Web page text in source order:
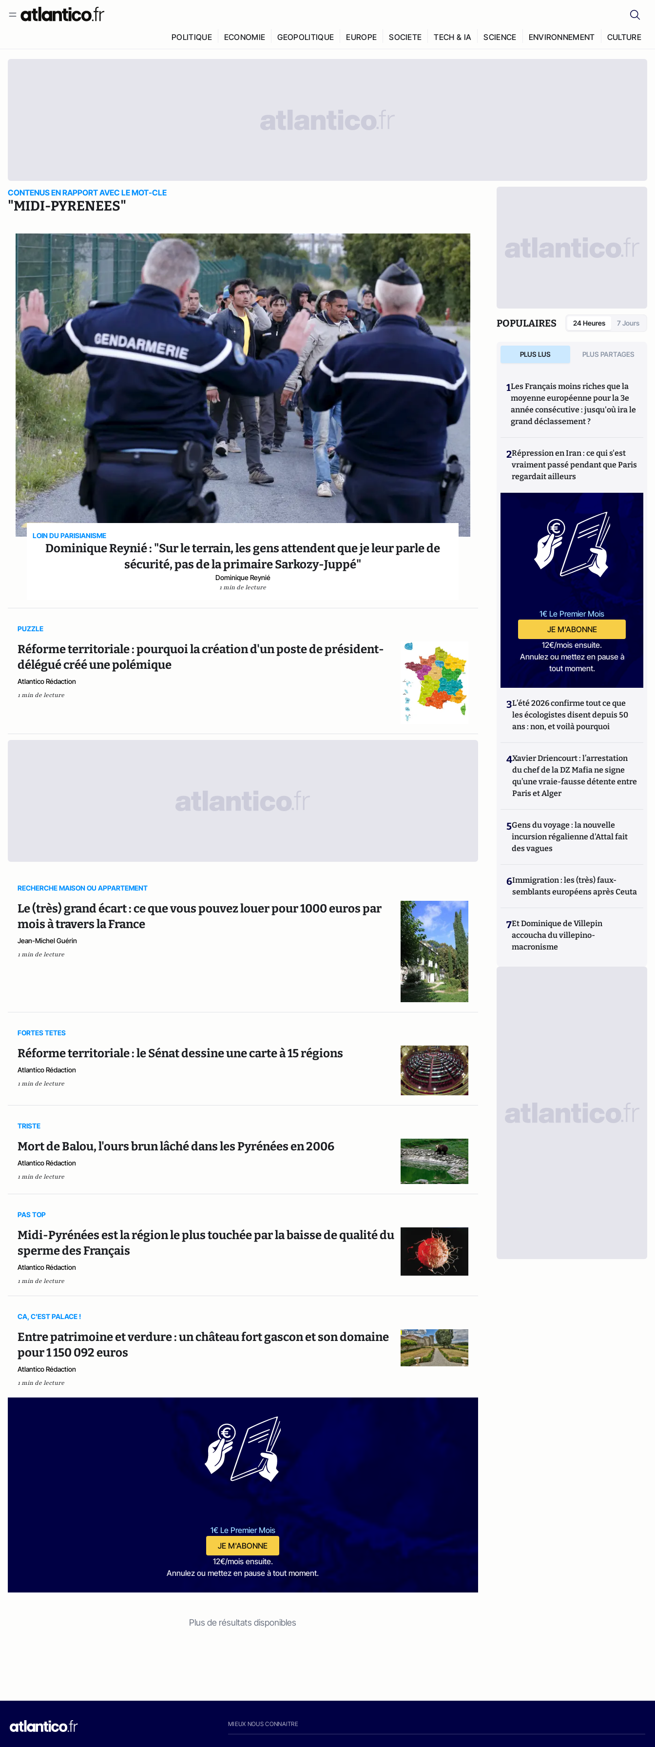
POLITIQUE ECONOMIE GEOPOLITIQUE EUROPE SOCIETE TECH & IA SCIENCE ENVIRONNEMENT CULTURE
CONTENUS EN RAPPORT AVEC LE MOT-CLE
"MIDI-PYRENEES"
LOIN DU PARISIANISME
Dominique Reynié : "Sur le terrain, les gens attendent que je leur parle de
sécurité, pas de la primaire Sarkozy-Juppé"
Dominique Reynié
1 min de lecture
PUZZLE
Réforme territoriale : pourquoi la création d'un poste de président-
délégué créé une polémique
Atlantico Rédaction
1 min de lecture
RECHERCHE MAISON OU APPARTEMENT
Le (très) grand écart : ce que vous pouvez louer pour 1000 euros par
mois à travers la France
Jean-Michel Guérin
1 min de lecture
FORTES TETES
Réforme territoriale : le Sénat dessine une carte à 15 régions
Atlantico Rédaction
1 min de lecture
TRISTE
Mort de Balou, l'ours brun lâché dans les Pyrénées en 2006
Atlantico Rédaction
1 min de lecture
PAS TOP
Midi-Pyrénées est la région le plus touchée par la baisse de qualité du
sperme des Français
Atlantico Rédaction
1 min de lecture
CA, C'EST PALACE !
Entre patrimoine et verdure : un château fort gascon et son domaine
pour 1 150 092 euros
Atlantico Rédaction
1 min de lecture
1€ Le Premier Mois
JE M'ABONNE
12€/mois ensuite.
Annulez ou mettez en pause à tout moment.
Plus de résultats disponibles
POPULAIRES 24 Heures 7 Jours
PLUS LUS PLUS PARTAGES
1Les Français moins riches que la
moyenne européenne pour la 3e
année consécutive : jusqu'où ira le
grand déclassement ?
2Répression en Iran : ce qui s'est
vraiment passé pendant que Paris
regardait ailleurs
1€ Le Premier Mois
JE M'ABONNE
12€/mois ensuite.
Annulez ou mettez en pause à
tout moment.
3L’été 2026 confirme tout ce que
les écologistes disent depuis 50
ans : non, et voilà pourquoi
4Xavier Driencourt : l’arrestation
du chef de la DZ Mafia ne signe
qu’une vraie-fausse détente entre
Paris et Alger
5Gens du voyage : la nouvelle
incursion régalienne d'Attal fait
des vagues
6Immigration : les (très) faux-
semblants européens après Ceuta
7Et Dominique de Villepin
accoucha du villepino-
macronisme
MIEUX NOUS CONNAITRE